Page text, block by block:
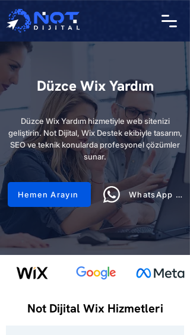
Düzce Wix Yardım
Düzce Wix Yardım hizmetiyle web sitenizi
geliştirin. Not Dijital, Wix Destek ekibiyle tasarım,
SEO ve teknik konularda profesyonel çözümler
sunar.
Hemen Arayın WhatsApp Hattı
Not Dijital Wix Hizmetleri